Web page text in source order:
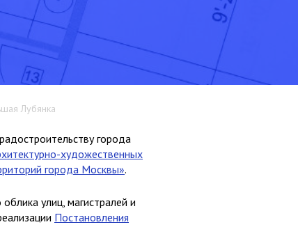
Лубянка
города
художественных
города Москвы».
улиц, магистралей и
Постановления